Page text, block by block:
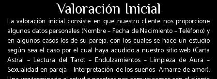
Valoración Inicial
La valoración inicial consiste en que nuestro cliente nos proporcione
algunos datos personales (Nombre – Fecha de Nacimiento – Teléfono) y
en algunos casos los de su pareja, con los cuales se hace un estudio
según sea el caso por el cual haya acudido a nuestro sitio web (Carta
Astral – Lectura del Tarot – Endulzamientos – Limpieza de Aura –
Sexualidad en pareja – Interpretación de los sueños- Amarre de amor).